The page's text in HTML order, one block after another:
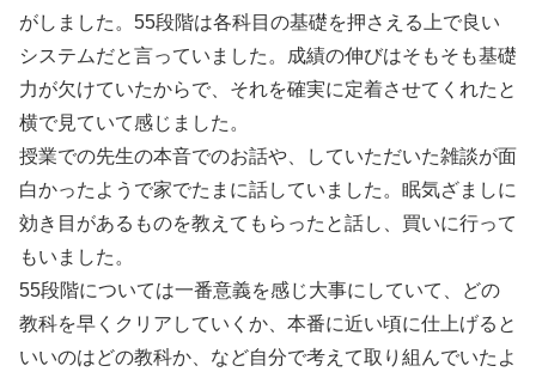
がしました。55段階は各科目の基礎を押さえる上で良い
システムだと言っていました。成績の伸びはそもそも基礎
力が欠けていたからで、それを確実に定着させてくれたと
横で見ていて感じました。
授業での先生の本音でのお話や、していただいた雑談が面
白かったようで家でたまに話していました。眠気ざましに
効き目があるものを教えてもらったと話し、買いに行って
もいました。
55段階については一番意義を感じ大事にしていて、どの
教科を早くクリアしていくか、本番に近い頃に仕上げると
いいのはどの教科か、など自分で考えて取り組んでいたよ